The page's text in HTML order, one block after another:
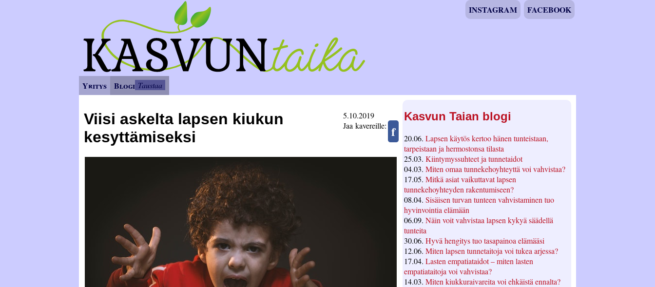
FACEBOOK
INSTAGRAM
Yritys Blogi Taustaa
Kasvun Taian blogi
20.06. Lapsen käytös kertoo hänen tunteistaan,
tarpeistaan ja hermostonsa tilasta
25.03. Kiintymyssuhteet ja tunnetaidot
04.03. Miten omaa tunnekehoyhteyttä voi vahvistaa?
17.05. Mitkä asiat vaikuttavat lapsen
tunnekehoyhteyden rakentumiseen?
08.04. Sisäisen turvan tunteen vahvistaminen tuo
hyvinvointia elämään
06.09. Näin voit vahvistaa lapsen kykyä säädellä
tunteita
30.06. Hyvä hengitys tuo tasapainoa elämääsi
12.06. Miten lapsen tunnetaitoja voi tukea arjessa?
17.04. Lasten empatiataidot – miten lasten
empatiataitoja voi vahvistaa?
14.03. Miten kiukkuraivareita voi ehkäistä ennalta?
5.10.2019
f
Jaa kavereille:
Viisi askelta lapsen kiukun
kesyttämiseksi